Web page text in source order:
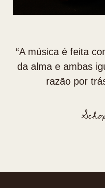
“⁠A música é feita
da alma e ambas
razão por